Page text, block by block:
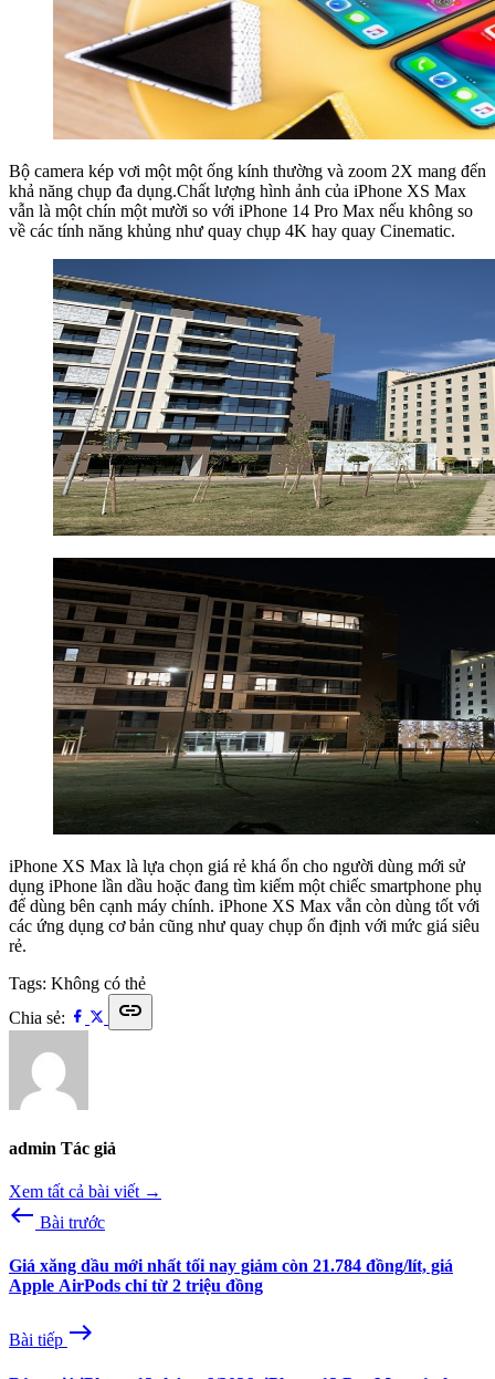
Bộ camera kép vơi một một ống kính thường và zoom 2X mang đến
khả năng chụp đa dụng.Chất lượng hình ảnh của iPhone XS Max
vẫn là một chín một mười so với iPhone 14 Pro Max nếu không so
về các tính năng khủng như quay chụp 4K hay quay Cinematic.
iPhone XS Max là lựa chọn giá rẻ khá ổn cho người dùng mới sử
dụng iPhone lần dầu hoặc đang tìm kiếm một chiếc smartphone phụ
để dùng bên cạnh máy chính. iPhone XS Max vẫn còn dùng tốt với
các ứng dụng cơ bản cũng như quay chụp ổn định với mức giá siêu
rẻ.
Tags: Không có thẻ
Chia sẻ:
link
admin Tác giả
Xem tất cả bài viết →
west Bài trước
Giá xăng dầu mới nhất tối nay giảm còn 21.784 đồng/lít, giá
Apple AirPods chỉ từ 2 triệu đồng
Bài tiếp east